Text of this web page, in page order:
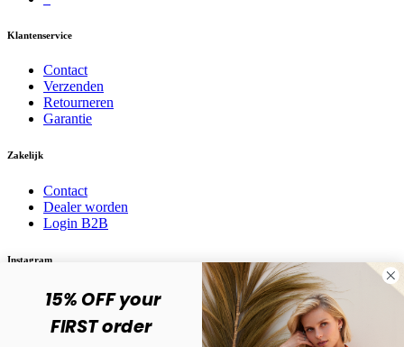
Klantenservice
Contact
Verzenden
Retourneren
Garantie
Zakelijk
Contact
Dealer worden
Login B2B
Instagram
Volg ons op social media! @karma.jewelry
15% OFF your
FIRST order